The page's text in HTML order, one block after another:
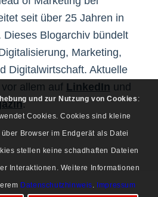
seit über 25 Jahren in
Blogarchiv bündelt
Marketing,
Digitalwirtschaft. Aktuelle
allem auf LinkedIn und
. und zur Nutzung von Cookies :
Cookies. Cookies sind kleine
Browser im Endgerät als Datei
stellen keine schadhaften Dateien
Interaktionen. Weitere Informationen
Datenschutzhinweis. Impressum